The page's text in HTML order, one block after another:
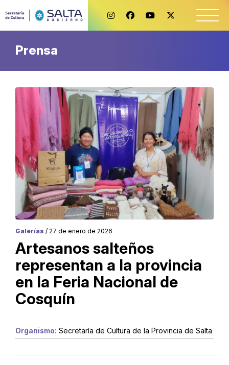
Prensa
Galerías / 27 de enero de 2026
Artesanos salteños
representan a la provincia
en la Feria Nacional de
Cosquín
Organismo: Secretaría de Cultura de la Provincia de Salta